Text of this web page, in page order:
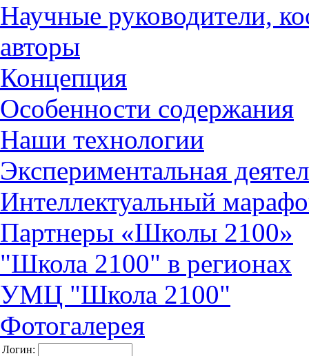
Научные руководители,
авторы
Концепция
Особенности содержания
Наши технологии
Экспериментальная
Интеллектуальный
Партнеры «Школы 2100»
"Школа 2100" в регионах
УМЦ "Школа 2100"
Фотогалерея
Логин: